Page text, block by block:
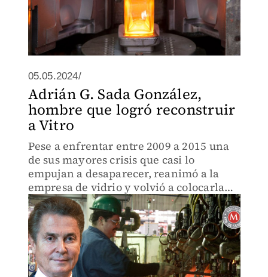
05.05.2024/
Adrián G. Sada González,
hombre que logró reconstruir
a Vitro
Pese a enfrentar entre 2009 a 2015 una
de sus mayores crisis que casi lo
empujan a desaparecer, reanimó a la
empresa de vidrio y volvió a colocarla
entre los 10 mayores fabricantes a nivel
mundial.